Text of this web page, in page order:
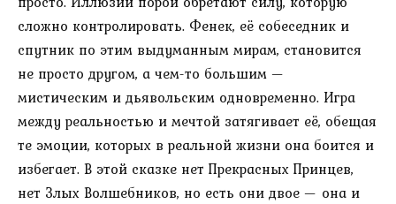
сложно контролировать. Фенек, её собеседник и
спутник по этим выдуманным мирам, становится
не просто другом, а чем-то большим —
мистическим и дьявольским одновременно. Игра
между реальностью и мечтой затягивает её, обещая
те эмоции, которых в реальной жизни она боится и
избегает. В этой сказке нет Прекрасных Принцев,
нет Злых Волшебников, но есть они двое — она и